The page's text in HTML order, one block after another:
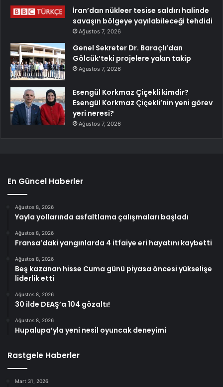
İran’dan nükleer tesise saldırı halinde
savaşın bölgeye yayılabileceği tehdidi
Ağustos 7, 2026
Genel Sekreter Dr. Baraçlı’dan
Gölcük’teki projelere yakın takip
Ağustos 7, 2026
Esengül Korkmaz Çiçekli kimdir?
Esengül Korkmaz Çiçekli’nin yeni görev
yeri neresi?
Ağustos 7, 2026
En Güncel Haberler
Ağustos 8, 2026
Yayla yollarında asfaltlama çalışmaları başladı
Ağustos 8, 2026
Fransa’daki yangınlarda 4 itfaiye eri hayatını kaybetti
Ağustos 8, 2026
Beş kazanan hisse Cuma günü piyasa öncesi yükselişe
liderlik etti
Ağustos 8, 2026
30 ilde DEAŞ’a 104 gözaltı!
Ağustos 8, 2026
Hupalupa’yla yeni nesil oyuncak deneyimi
Rastgele Haberler
Mart 31, 2026